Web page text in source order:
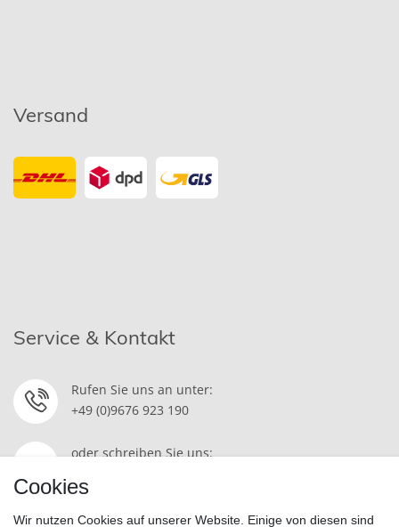
Versand
Service & Kontakt
Rufen Sie uns an unter:
+49 (0)9676 923 190
oder schreiben Sie uns:
Cookies
Wir nutzen Cookies auf unserer Website. Einige von diesen sind